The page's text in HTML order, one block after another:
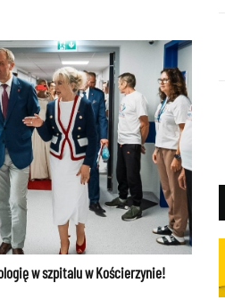
w szpitalu w Kościerzynie!